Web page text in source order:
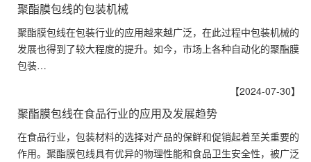
聚酯膜包线的包装机械
聚酯膜包线在包装行业的应用越来越广泛，在此过程中包装机械的
发展也得到了较大程度的提升。如今，市场上各种自动化的聚酯膜
包装…
【2024-07-30】
聚酯膜包线在食品行业的应用及发展趋势
在食品行业，包装材料的选择对产品的保鲜和促销起着至关重要的
作用。聚酯膜包线具有优异的物理性能和食品卫生安全性，被广泛